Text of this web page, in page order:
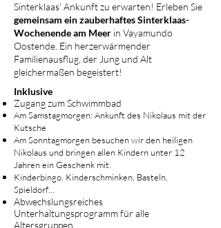
Sinterklaas' Ankunft zu erwarten! Erleben Sie
gemeinsam ein zauberhaftes Sinterklaas-
Wochenende am Meer in Vayamundo
Oostende. Ein herzerwärmender
Familienausflug, der Jung und Alt
gleichermaßen begeistert!
Inklusive
Zugang zum Schwimmbad
Am Samstagmorgen: Ankunft des Nikolaus mit der
Kutsche
Am Sonntagmorgen besuchen wir den heiligen
Nikolaus und bringen allen Kindern unter 12
Jahren ein Geschenk mit.
Kinderbingo, Kinderschminken, Basteln,
Spieldorf…
Abwechslungsreiches
Unterhaltungsprogramm für alle
Altersgruppen